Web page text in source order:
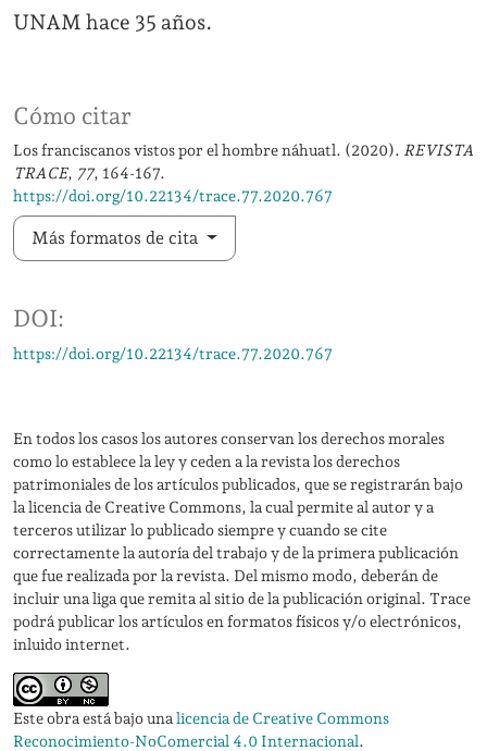
Cómo citar
Los franciscanos vistos por el hombre náhuatl. (2020). REVISTA
TRACE, 77, 164-167.
https://doi.org/10.22134/trace.77.2020.767
Más formatos de cita
DOI:
https://doi.org/10.22134/trace.77.2020.767
UNAM hace 35 años.
En todos los casos los autores conservan los derechos morales
como lo establece la ley y ceden a la revista los derechos
patrimoniales de los artículos publicados, que se registrarán bajo
la licencia de Creative Commons, la cual permite al autor y a
terceros utilizar lo publicado siempre y cuando se cite
correctamente la autoría del trabajo y de la primera publicación
que fue realizada por la revista. Del mismo modo, deberán de
incluir una liga que remita al sitio de la publicación original. Trace
podrá publicar los artículos en formatos físicos y/o electrónicos,
inluido internet.
Este obra está bajo una licencia de Creative Commons
Reconocimiento-NoComercial 4.0 Internacional.